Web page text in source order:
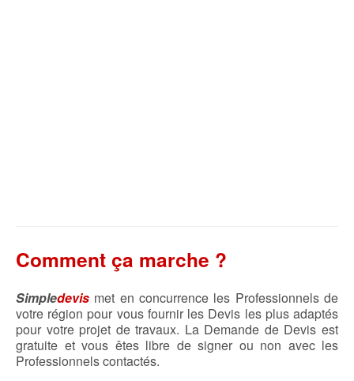
Comment ça marche ?
Simpledevis met en concurrence les Professionnels de
votre région pour vous fournir les Devis les plus adaptés
pour votre projet de travaux. La Demande de Devis est
gratuite et vous êtes libre de signer ou non avec les
Professionnels contactés.